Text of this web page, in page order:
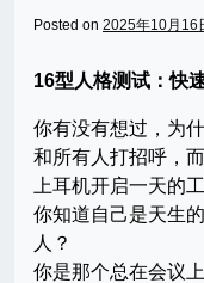
Posted on 2025年10月16
16型人格测试：快
你有没有想过，为
和所有人打招呼，
上耳机开启一天的
你知道自己是天生
人？
你是那个总在会议